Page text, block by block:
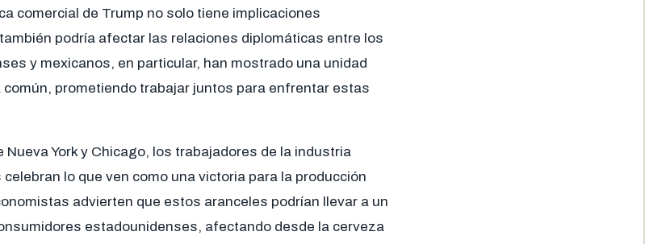
comercial de Trump no solo tiene implicaciones
podría afectar las relaciones diplomáticas entre los
y mexicanos, en particular, han mostrado una unidad
prometiendo trabajar juntos para enfrentar estas
York y Chicago, los trabajadores de la industria
lo que ven como una victoria para la producción
advierten que estos aranceles podrían llevar a un
estadounidenses, afectando desde la cerveza